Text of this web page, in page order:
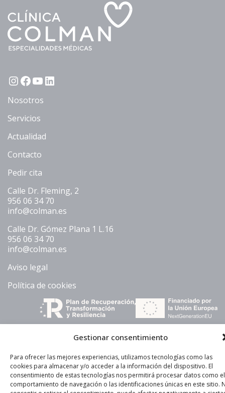
Gestionar consentimiento
Para ofrecer las mejores experiencias, utilizamos tecnologías como las
cookies para almacenar y/o acceder a la información del dispositivo. El
consentimiento de estas tecnologías nos permitirá procesar datos como el
comportamiento de navegación o las identificaciones únicas en este sitio.
Instagram
Facebook
YouTube
LinkedIn
Nosotros
Servicios
Actualidad
Contacto
Pedir cita
Calle Dr. Fleming, 2
956 06 34 70
info@colman.es
Calle Dr. Gómez Plana 1 L.16
956 06 34 70
info@colman.es
Aviso legal
Política de cookies
2026 © Clínica Colman. Especialidades médicas